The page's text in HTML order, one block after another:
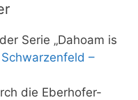
Serie „Dahoam is
–
die Eberhofer-